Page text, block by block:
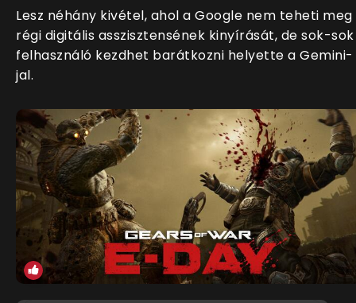
Lesz néhány kivétel, ahol a Google nem teheti meg
régi digitális asszisztensének kinyírását, de sok-sok
felhasználó kezdhet barátkozni helyette a Gemini-
jal.